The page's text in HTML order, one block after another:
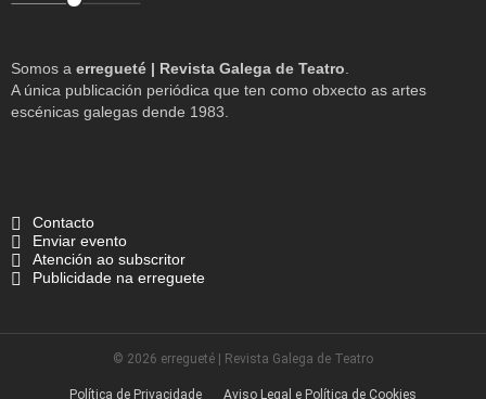
Somos a erregueté | Revista Galega de Teatro
A única publicación periódica que ten como obxecto as artes
escénicas galegas dende 1983.
Contacto
Enviar evento
Atención ao subscritor
Publicidade na erreguete
© 2026 erregueté | Revista Galega de Teatro
Política de Privacidade Aviso Legal e Política de Cookies